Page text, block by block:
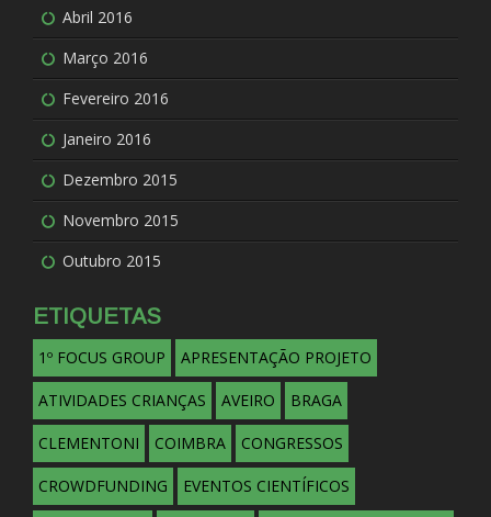
Abril 2016
Março 2016
Fevereiro 2016
Janeiro 2016
Dezembro 2015
Novembro 2015
Outubro 2015
ETIQUETAS
1º FOCUS GROUP APRESENTAÇÃO PROJETO
ATIVIDADES CRIANÇAS AVEIRO BRAGA
CLEMENTONI COIMBRA CONGRESSOS
CROWDFUNDING EVENTOS CIENTÍFICOS